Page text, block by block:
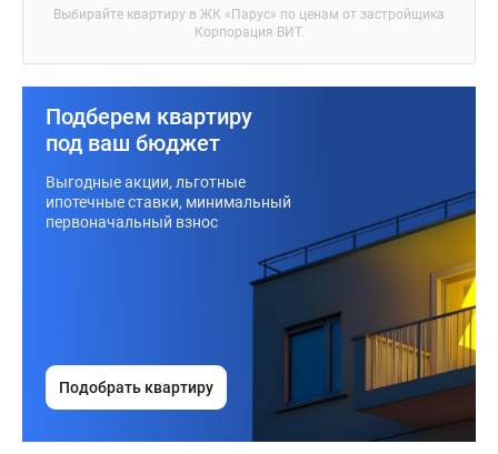
Выбирайте квартиру в ЖК «Парус» по ценам от застройщика
Корпорация ВИТ.
Подберем квартиру
под ваш бюджет
Выгодные акции, льготные
ипотечные ставки, минимальный
первоначальный взнос
Подобрать квартиру